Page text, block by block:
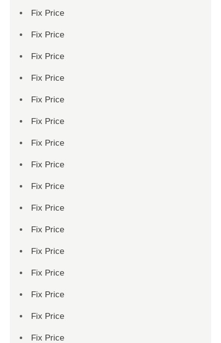
Fix Price
Fix Price
Fix Price
Fix Price
Fix Price
Fix Price
Fix Price
Fix Price
Fix Price
Fix Price
Fix Price
Fix Price
Fix Price
Fix Price
Fix Price
Fix Price